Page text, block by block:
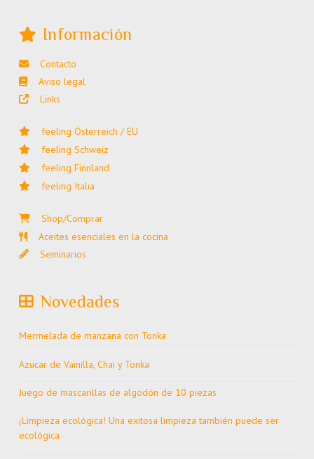
Información
Contacto
Aviso legal
Links
feeling Österreich / EU
feeling Schweiz
feeling Finnland
feeling Italia
Shop/Comprar
Aceites esenciales en la cocina
Seminarios
Novedades
Mermelada de manzana con Tonka
Azucar de Vainilla, Chai y Tonka
Juego de mascarillas de algodón de 10 piezas
¡Limpieza ecológica! Una exitosa limpieza también puede ser
ecológica